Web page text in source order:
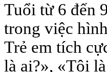
Tuổi từ 6 đến
trong việc
Trẻ em tích
là ai?», «Tôi